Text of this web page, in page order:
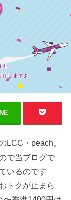
LCC・peach。
で当ブログで
いるのです
おトクが止まら